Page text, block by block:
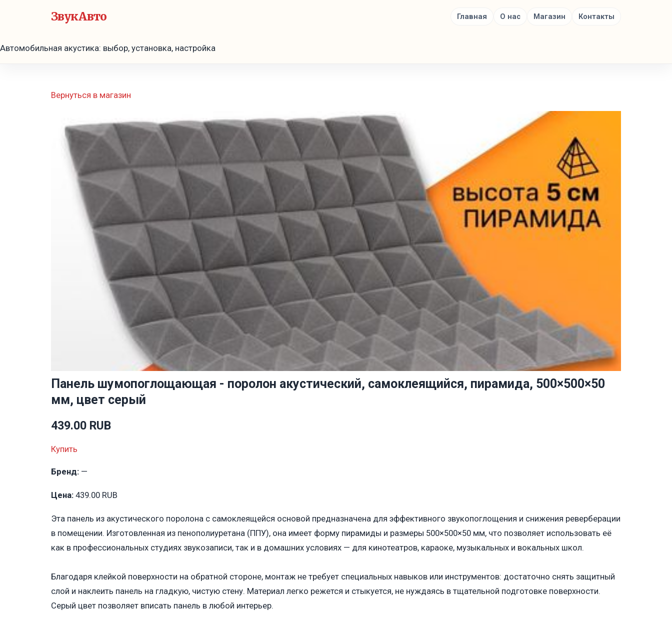
ЗвукАвто Главная О нас Магазин Контакты
Автомобильная акустика: выбор, установка, настройка
Вернуться в магазин
Панель шумопоглощающая - поролон акустический, самоклеящийся, пирамида, 500×500×50
мм, цвет серый
439.00 RUB
Купить
Бренд: —
Цена: 439.00 RUB
Эта панель из акустического поролона с самоклеящейся основой предназначена для эффективного звукопоглощения и снижения реверберации
в помещении. Изготовленная из пенополиуретана (ППУ), она имеет форму пирамиды и размеры 500×500×50 мм, что позволяет использовать её
как в профессиональных студиях звукозаписи, так и в домашних условиях — для кинотеатров, караоке, музыкальных и вокальных школ.
Благодаря клейкой поверхности на обратной стороне, монтаж не требует специальных навыков или инструментов: достаточно снять защитный
слой и наклеить панель на гладкую, чистую стену. Материал легко режется и стыкуется, не нуждаясь в тщательной подготовке поверхности.
Серый цвет позволяет вписать панель в любой интерьер.